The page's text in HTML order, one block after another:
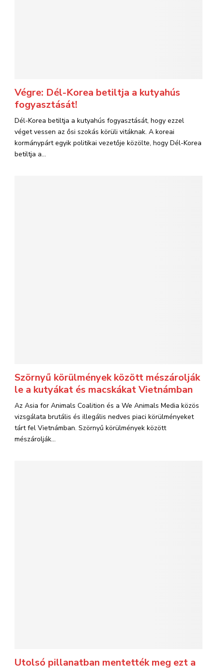
Végre: Dél-Korea betiltja a kutyahús
fogyasztását!
Dél-Korea betiltja a kutyahús fogyasztását, hogy ezzel
véget vessen az ősi szokás körüli vitáknak. A koreai
kormánypárt egyik politikai vezetője közölte, hogy Dél-Korea
betiltja a...
Szörnyű körülmények között mészárolják
le a kutyákat és macskákat Vietnámban
Az Asia for Animals Coalition és a We Animals Media közös
vizsgálata brutális és illegális nedves piaci körülményeket
tárt fel Vietnámban. Szörnyű körülmények között
mészárolják...
Utolsó pillanatban mentették meg ezt a